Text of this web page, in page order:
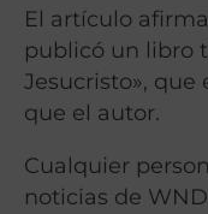
El artículo
publicó un libro
Jesucristo», que
que el autor.
Cualquier
noticias de